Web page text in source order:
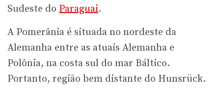
Sudeste do Paraguai.
A Pomerânia é situada no nordeste da
Alemanha entre as atuais Alemanha e
Polônia, na costa sul do mar Báltico.
Portanto, região bem distante do Hunsrück.